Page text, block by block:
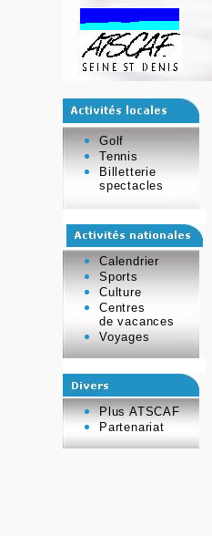
Golf
Tennis
Billetterie
spectacles
Calendrier
Sports
Culture
Centres
de vacances
Voyages
Plus ATSCAF
Partenariat